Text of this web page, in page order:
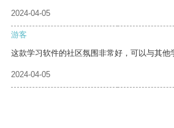
2024-04-05
游客
这款学习软件的社区氛围非常好，可以与其他
2024-04-05